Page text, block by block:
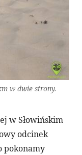
w dwie strony.
w Słowińskim
odcinek
pokonamy